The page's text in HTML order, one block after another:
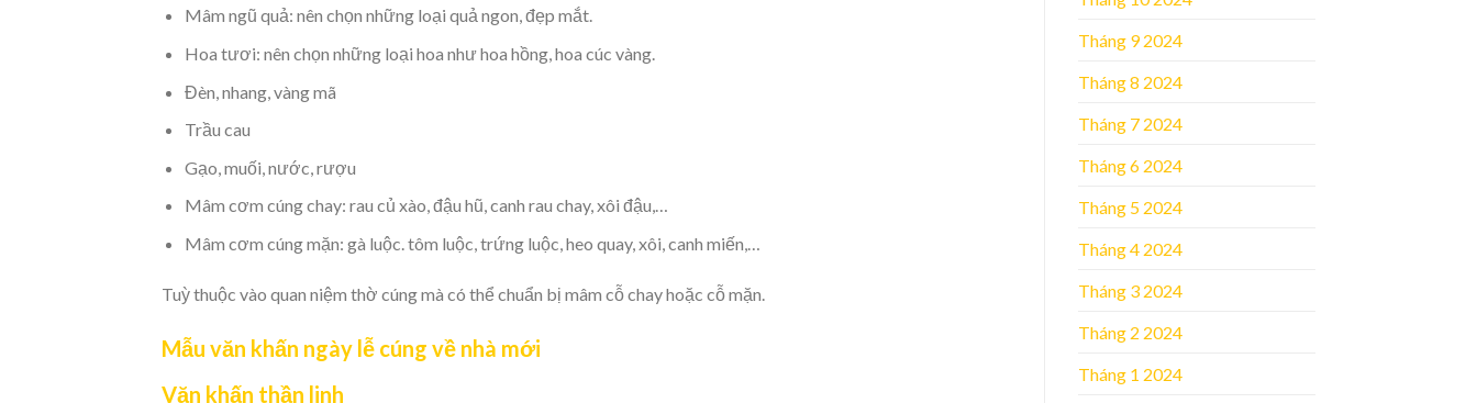
Mâm ngũ quả: nên chọn những loại quả ngon, đẹp mắt.
Hoa tươi: nên chọn những loại hoa như hoa hồng, hoa cúc vàng.
Đèn, nhang, vàng mã
Trầu cau
Gạo, muối, nước, rượu
Mâm cơm cúng chay: rau củ xào, đậu hũ, canh rau chay, xôi đậu,…
Mâm cơm cúng mặn: gà luộc. tôm luộc, trứng luộc, heo quay, xôi, canh miến,…
Tuỳ thuộc vào quan niệm thờ cúng mà có thể chuẩn bị mâm cỗ chay hoặc cỗ mặn.
Mẫu văn khấn ngày lễ cúng về nhà mới
Văn khấn thần linh
Tháng 9 2024
Tháng 8 2024
Tháng 7 2024
Tháng 6 2024
Tháng 5 2024
Tháng 4 2024
Tháng 3 2024
Tháng 2 2024
Tháng 1 2024